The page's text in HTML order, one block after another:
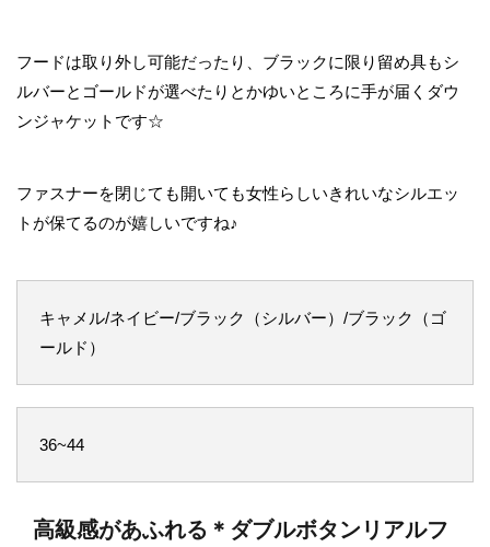
フードは取り外し可能だったり、ブラックに限り留め具もシ
ルバーとゴールドが選べたりとかゆいところに手が届くダウ
ンジャケットです☆
ファスナーを閉じても開いても女性らしいきれいなシルエッ
トが保てるのが嬉しいですね♪
キャメル/ネイビー/ブラック（シルバー）/ブラック（ゴ
ールド）
36~44
高級感があふれる＊ダブルボタンリアルフ